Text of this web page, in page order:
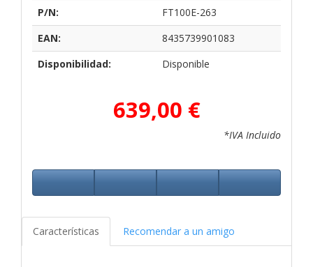
P/N:
FT100E-263
EAN:
8435739901083
Disponibilidad:
Disponible
639,00 €
*IVA Incluido
Características Recomendar a un amigo